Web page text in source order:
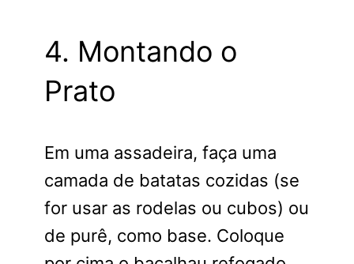
4. Montando o
Prato
Em uma assadeira, faça uma
camada de batatas cozidas (se
for usar as rodelas ou cubos) ou
de purê, como base. Coloque